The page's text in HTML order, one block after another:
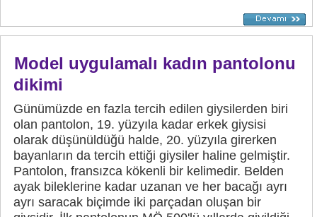
Model uygulamalı kadın pantolonu
dikimi
Günümüzde en fazla tercih edilen giysilerden biri
olan pantolon, 19. yüzyıla kadar erkek giysisi
olarak düşünüldüğü halde, 20. yüzyıla girerken
bayanların da tercih ettiği giysiler haline gelmiştir.
Pantolon, fransızca kökenli bir kelimedir. Belden
ayak bileklerine kadar uzanan ve her bacağı ayrı
ayrı saracak biçimde iki parçadan oluşan bir